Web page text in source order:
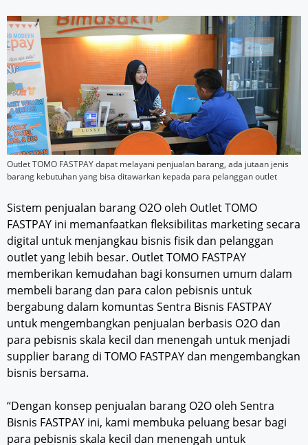
Outlet TOMO FASTPAY dapat melayani penjualan barang, ada jutaan jenis
barang kebutuhan yang bisa ditawarkan kepada para pelanggan outlet
Sistem penjualan barang O2O oleh Outlet TOMO
FASTPAY ini memanfaatkan fleksibilitas marketing secara
digital untuk menjangkau bisnis fisik dan pelanggan
outlet yang lebih besar. Outlet TOMO FASTPAY
memberikan kemudahan bagi konsumen umum dalam
membeli barang dan para calon pebisnis untuk
bergabung dalam komuntas Sentra Bisnis FASTPAY
untuk mengembangkan penjualan berbasis O2O dan
para pebisnis skala kecil dan menengah untuk menjadi
supplier barang di TOMO FASTPAY dan mengembangkan
bisnis bersama.
“Dengan konsep penjualan barang O2O oleh Sentra
Bisnis FASTPAY ini, kami membuka peluang besar bagi
para pebisnis skala kecil dan menengah untuk